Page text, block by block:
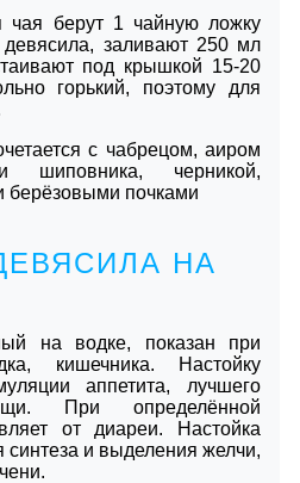
чая берут 1 чайную ложку
девясила, заливают 250 мл
под крышкой 15-20
горький, поэтому для
с чабрецом, аиром
шиповника, черникой,
берёзовыми почками
НА
на водке, показан при
кишечника. Настойку
аппетита, лучшего
При определённой
от диареи. Настойка
синтеза и выделения желчи,